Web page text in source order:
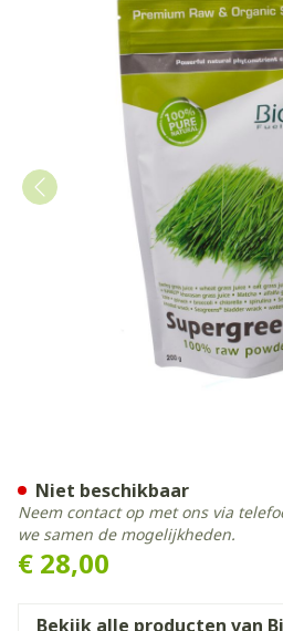
€ 28,00
Niet beschikbaar
Neem contact op met ons via
we samen de mogelijkheden.
Bekijk alle producten van